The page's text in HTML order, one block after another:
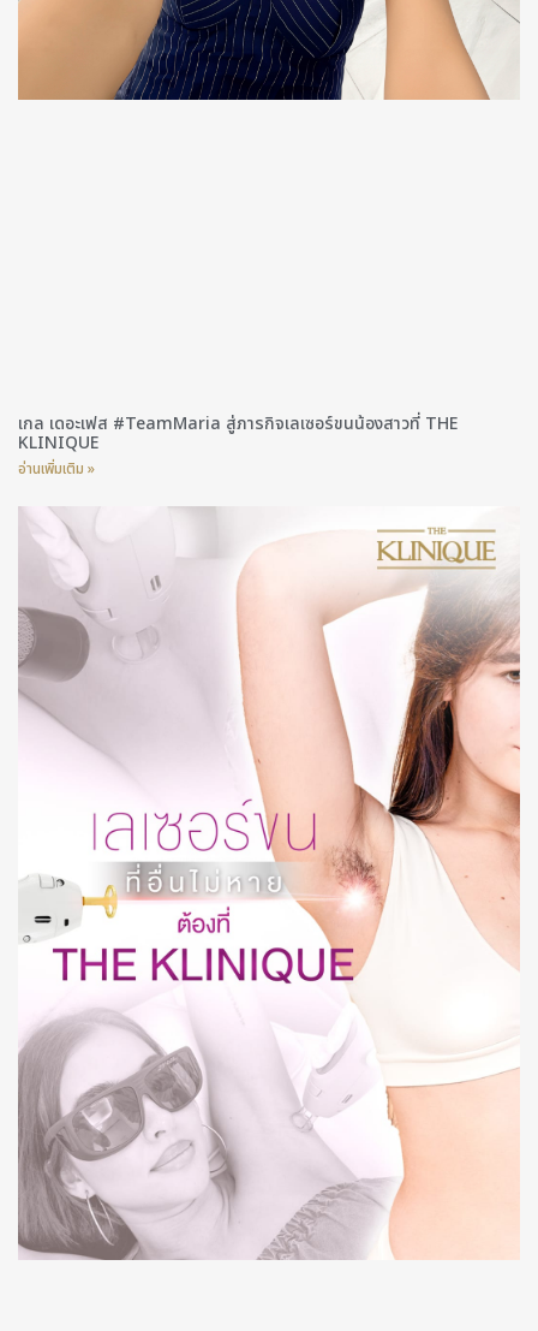
เกล เดอะเฟส #TeamMaria สู่ภารกิจเลเซอร์ขนน้องสาวที่ THE
KLINIQUE
อ่านเพิ่มเติม »